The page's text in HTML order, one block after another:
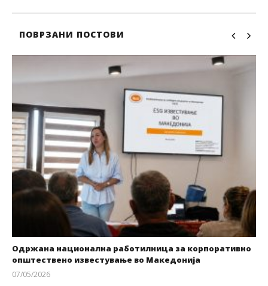
ПОВРЗАНИ ПОСТОВИ
Одржана национална работилница за корпоративно
општествено известување во Македонија
07/05/2026